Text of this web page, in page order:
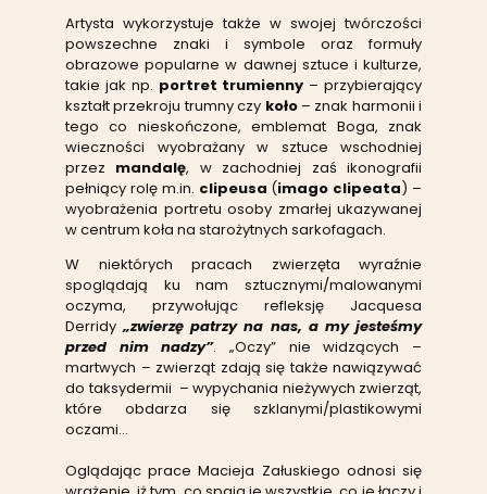
Artysta wykorzystuje także w swojej twórczości
powszechne znaki i symbole oraz formuły
obrazowe popularne w dawnej sztuce i kulturze,
takie jak np. portret trumienny – przybierający
kształt przekroju trumny czy koło– znak harmonii i
tego co nieskończone, emblemat Boga, znak
wieczności wyobrażany w sztuce wschodniej
przez mandalę, w zachodniej zaś ikonografii
pełniący rolę m.in. clipeusa (imago clipeata) –
wyobrażenia portretu osoby zmarłej ukazywanej
w centrum koła na starożytnych sarkofagach.
W niektórych pracach zwierzęta wyraźnie
spoglądają ku nam sztucznymi/malowanymi
oczyma, przywołując refleksję Jacquesa
Derridy„zwierzę patrzy na nas, a my jesteśmy
przed nim nadzy”. „Oczy” nie widzących –
martwych – zwierząt zdają się także nawiązywać
do taksydermii – wypychania nieżywych zwierząt,
które obdarza się szklanymi/plastikowymi
oczami…
Oglądając prace Macieja Załuskiego odnosi się